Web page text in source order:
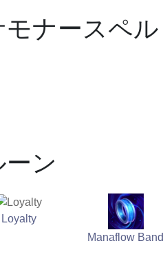
ナースペル
ン
Loyalty
Manaflow Band